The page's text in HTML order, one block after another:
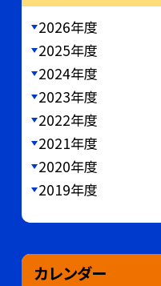
2026年度
2025年度
2024年度
2023年度
2022年度
2021年度
2020年度
2019年度
カレンダー